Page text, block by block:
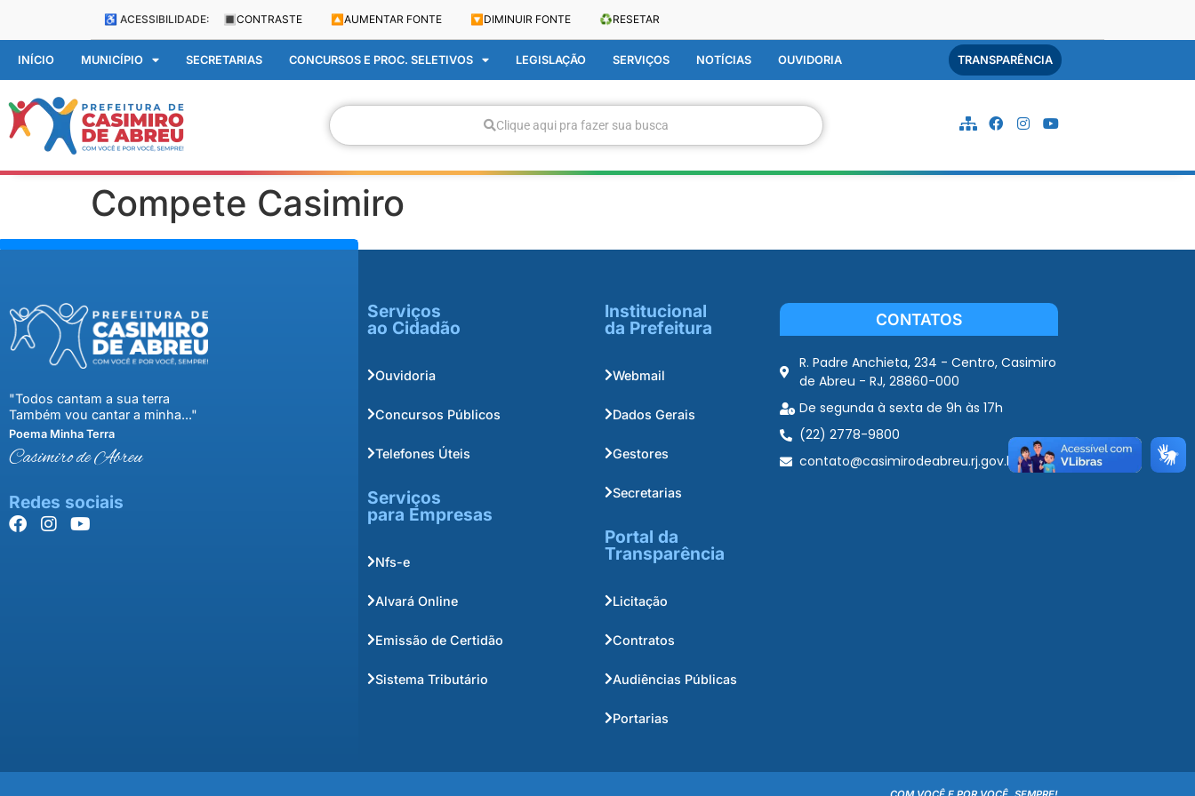
♿ ACESSIBILIDADE: 🔳 CONTRASTE 🔼 AUMENTAR FONTE 🔽 DIMINUIR FONTE ♻️RESETAR
INÍCIO MUNICÍPIO SECRETARIAS CONCURSOS E PROC. SELETIVOS LEGISLAÇÃO SERVIÇOS NOTÍCIAS OUVIDORIA TRANSPARÊNCIA
Clique aqui pra fazer sua busca
Compete Casimiro
"Todos cantam a sua terra
Também vou cantar a minha..."
Poema Minha Terra
Casimiro de Abreu
Redes sociais
Serviços
ao Cidadão
Ouvidoria
Concursos Públicos
Telefones Úteis
Serviços
para Empresas
Nfs-e
Alvará Online
Emissão de Certidão
Sistema Tributário
Institucional
da Prefeitura
Webmail
Dados Gerais
Gestores
Secretarias
Portal da
Transparência
Licitação
Contratos
Audiências Públicas
Portarias
CONTATOS
R. Padre Anchieta, 234 - Centro, Casimiro
de Abreu - RJ, 28860-000
De segunda à sexta de 9h às 17h
(22) 2778-9800
contato@casimirodeabreu.rj.gov.br